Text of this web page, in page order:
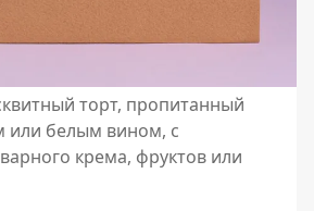
торт, пропитанный
или белым вином, с
крема, фруктов или